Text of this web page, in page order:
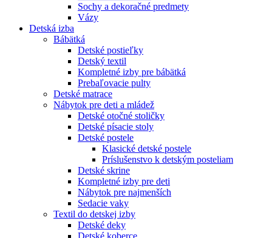
Sochy a dekoračné predmety
Vázy
Detská izba
Bábätká
Detské postieľky
Detský textil
Kompletné izby pre bábätká
Prebaľovacie pulty
Detské matrace
Nábytok pre deti a mládež
Detské otočné stoličky
Detské písacie stoly
Detské postele
Klasické detské postele
Príslušenstvo k detským posteliam
Detské skrine
Kompletné izby pre deti
Nábytok pre najmenších
Sedacie vaky
Textil do detskej izby
Detské deky
Detské koberce